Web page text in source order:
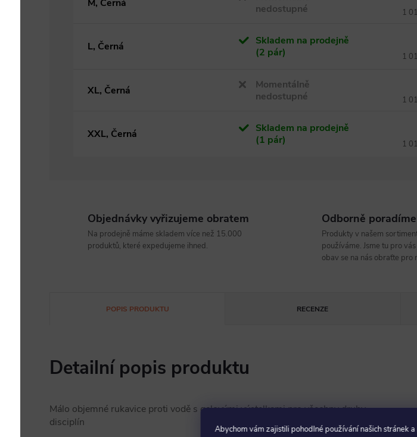
Abychom vám zajistili pohodlné používání našich stránek
M, Černá
nedostupné
1
L, Černá
Skladem na prodejně
(2 pár)
1
XL, Černá
Momentálně
nedostupné
1
XXL, Černá
Skladem na prodejně
(1 pár)
1
Objednávky vyřizujeme obratem
Na prodejně máme skladem více než 15.000
produktů, které expedujeme ihned.
Odborně poradíme
Produkty v našem
používáme. Jsme tu pro
obav se na nás obraťte pro
POPIS PRODUKTU RECENZE
Detailní popis produktu
Málo objemné rukavice proti vodě s gelovými výstelkami pro všechny druhy
disciplín